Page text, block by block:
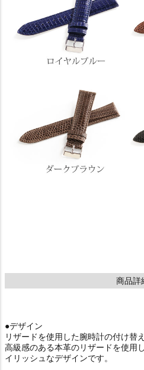
商品詳
●デザイン
リザードを使用した腕時計の付け替
高級感のある本革のリザードを使用
イリッシュなデザインです。